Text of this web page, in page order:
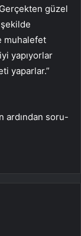
Gerçekten güzel
muhalefet
yapıyorlar
yaparlar.”
ardından soru-